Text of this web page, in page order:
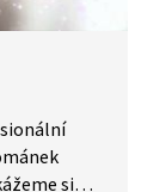
si